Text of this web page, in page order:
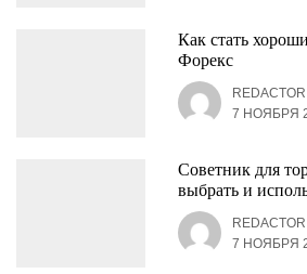
Как стать
Форекс
REDACTOR
7 НОЯБРЯ
Советник для
выбрать и
REDACTOR
7 НОЯБРЯ